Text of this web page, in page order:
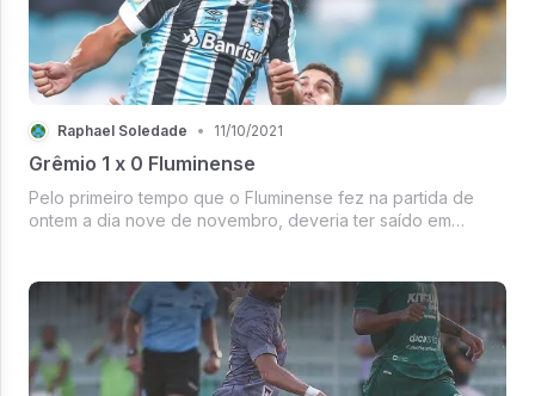
Raphael Soledade • 11/10/2021
Grêmio 1 x 0 Fluminense
Pelo primeiro tempo que o Fluminense fez na partida de
ontem a dia nove de novembro, deveria ter saído em
o tricolor carioca tev...